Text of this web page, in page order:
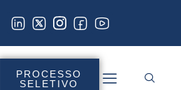
PROCESSO
SELETIVO